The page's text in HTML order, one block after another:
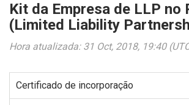
Kit da Empresa de LLP no
(Limited Liability
Hora atualizada: 31 Oct, 2018, 19:40
Certificado de incorporação